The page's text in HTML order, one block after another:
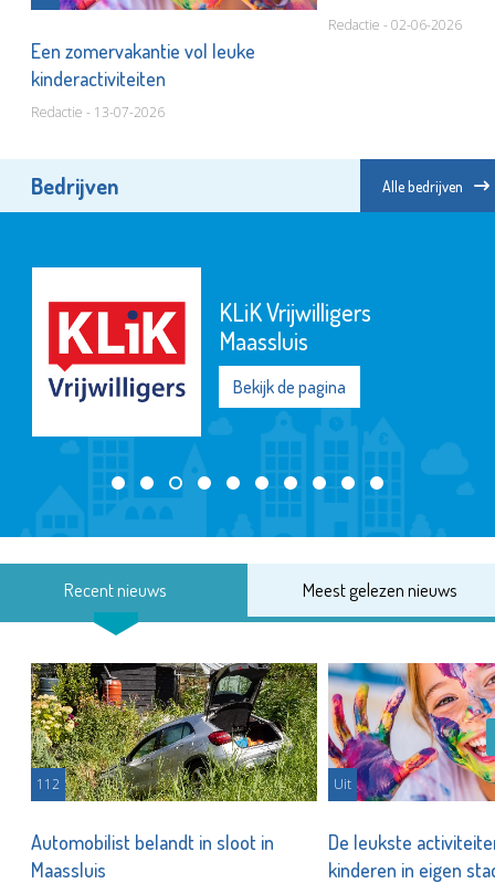
Een zomervakantie vol leuke
kinderactiviteiten
Redactie - 13-07-2026
Redactie - 02-06-2026
Bedrijven Alle bedrijven
KLiK Vrijwilligers
Maassluis
Bekijk de pagina
Recent nieuws Meest gelezen nieuws
112
Automobilist belandt in sloot in
Maassluis
Uit
De leukste
kinderen in eigen